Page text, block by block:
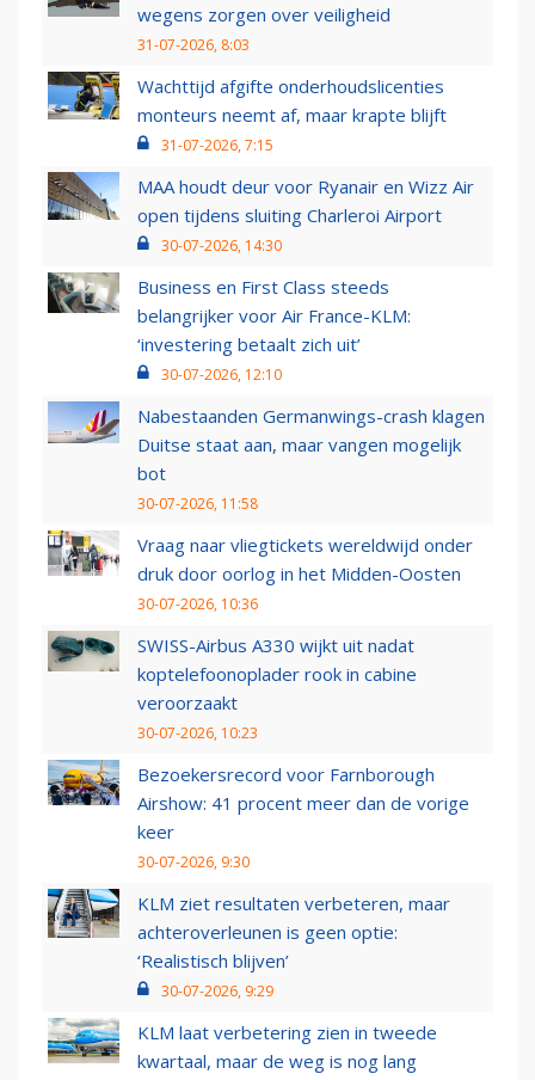
wegens zorgen over veiligheid
31-07-2026, 8:03
Wachttijd afgifte onderhoudslicenties
monteurs neemt af, maar krapte blijft
31-07-2026, 7:15
MAA houdt deur voor Ryanair en Wizz Air
open tijdens sluiting Charleroi Airport
30-07-2026, 14:30
Business en First Class steeds
belangrijker voor Air France-KLM:
‘investering betaalt zich uit’
30-07-2026, 12:10
Nabestaanden Germanwings-crash klagen
Duitse staat aan, maar vangen mogelijk
bot
30-07-2026, 11:58
Vraag naar vliegtickets wereldwijd onder
druk door oorlog in het Midden-Oosten
30-07-2026, 10:36
SWISS-Airbus A330 wijkt uit nadat
koptelefoonoplader rook in cabine
veroorzaakt
30-07-2026, 10:23
Bezoekersrecord voor Farnborough
Airshow: 41 procent meer dan de vorige
keer
30-07-2026, 9:30
KLM ziet resultaten verbeteren, maar
achteroverleunen is geen optie:
‘Realistisch blijven’
30-07-2026, 9:29
KLM laat verbetering zien in tweede
kwartaal, maar de weg is nog lang